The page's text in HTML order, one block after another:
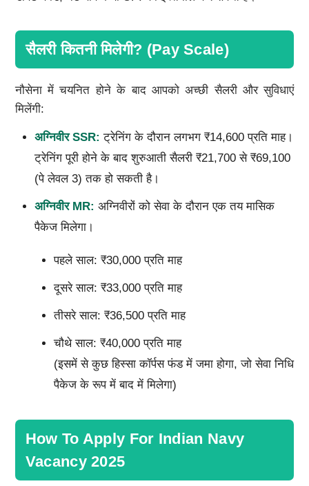
सैलरी कितनी मिलेगी? (Pay Scale)
नौसेना में चयनित होने के बाद आपको अच्छी सैलरी और सुविधाएं
मिलेंगी:
अग्निवीरSSR: ट्रेनिंग के दौरान लगभग ₹14,600 प्रति माह।
ट्रेनिंग पूरी होने के बाद शुरुआती सैलरी ₹21,700 से ₹69,100
(पे लेवल 3) तक हो सकती है।
अग्निवीर MR: अग्निवीरों को सेवा के दौरान एक तय मासिक
पैकेज मिलेगा।
पहले साल: ₹30,000 प्रति माह
दूसरे साल: ₹33,000 प्रति माह
तीसरे साल: ₹36,500 प्रति माह
चौथे साल: ₹40,000 प्रति माह
(इसमें से कुछ हिस्सा कॉर्पस फंड में जमा होगा, जो सेवा निधि
पैकेज के रूप में बाद में मिलेगा)
How To Apply For Indian Navy
Vacancy 2025